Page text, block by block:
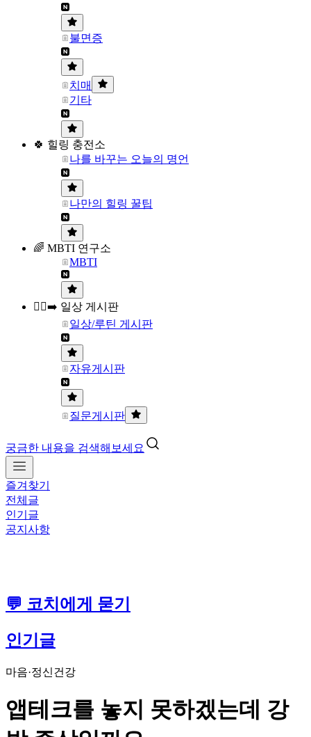
불면증
치매
기타
🍀 힐링 충전소
나를 바꾸는 오늘의 명언
나만의 힐링 꿀팁
🌈 MBTI 연구소
MBTI
🏃‍♀️‍➡️ 일상 게시판
일상/루틴 게시판
자유게시판
질문게시판
궁금한 내용을 검색해보세요
즐겨찾기
전체글
인기글
공지사항
💬 코치에게 묻기
인기글
마음·정신건강
앱테크를 놓지 못하겠는데 강